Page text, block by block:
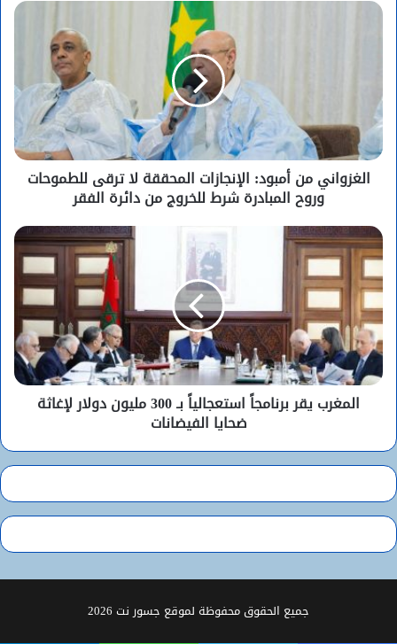
الغزواني من أمبود: الإنجازات المحققة لا ترقى للطموحات
وروح المبادرة شرط للخروج من دائرة الفقر
المغرب يقر برنامجاً استعجالياً بـ 300 مليون دولار لإغاثة
ضحايا الفيضانات
جميع الحقوق محفوظة لموقع جسور نت 2026